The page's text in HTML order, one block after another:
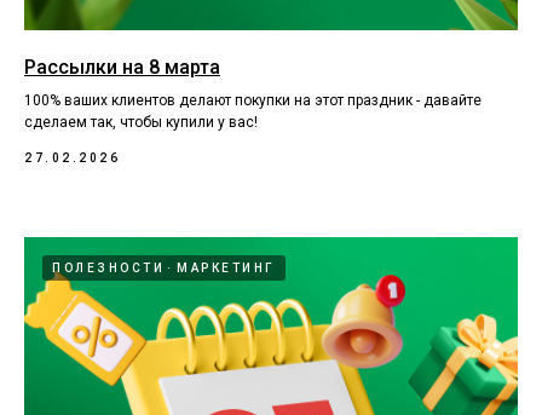
Рассылки на 8 марта
100% ваших клиентов делают покупки на этот праздник - давайте
сделаем так, чтобы купили у вас!
27.02.2026
ПОЛЕЗНОСТИ МАРКЕТИНГ